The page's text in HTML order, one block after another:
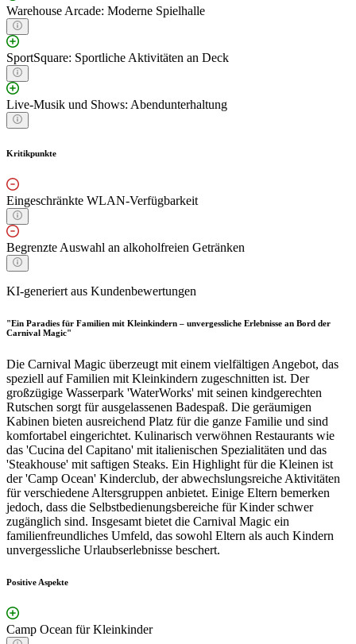
Warehouse Arcade: Moderne Spielhalle
SportSquare: Sportliche Aktivitäten an Deck
Live-Musik und Shows: Abendunterhaltung
Kritikpunkte
Eingeschränkte WLAN-Verfügbarkeit
Begrenzte Auswahl an alkoholfreien Getränken
KI-generiert aus Kundenbewertungen
"Ein Paradies für Familien mit Kleinkindern – unvergessliche Erlebnisse an Bord der
Carnival Magic"
Die Carnival Magic überzeugt mit einem vielfältigen Angebot, das
speziell auf Familien mit Kleinkindern zugeschnitten ist. Der
großzügige Wasserpark 'WaterWorks' mit seinen kindgerechten
Rutschen sorgt für ausgelassenen Badespaß. Die geräumigen
Kabinen bieten ausreichend Platz für die ganze Familie und sind
komfortabel eingerichtet. Kulinarisch verwöhnen Restaurants wie
das 'Cucina del Capitano' mit italienischen Spezialitäten und das
'Steakhouse' mit saftigen Steaks. Ein Highlight für die Kleinen ist
der 'Camp Ocean' Kinderclub, der abwechslungsreiche Aktivitäten
für verschiedene Altersgruppen anbietet. Einige Eltern bemerken
jedoch, dass die Selbstbedienungsbereiche für Kinder schwer
zugänglich sind. Insgesamt bietet die Carnival Magic ein
familienfreundliches Umfeld, das sowohl Eltern als auch Kindern
unvergessliche Urlaubserlebnisse beschert.
Positive Aspekte
Camp Ocean für Kleinkinder